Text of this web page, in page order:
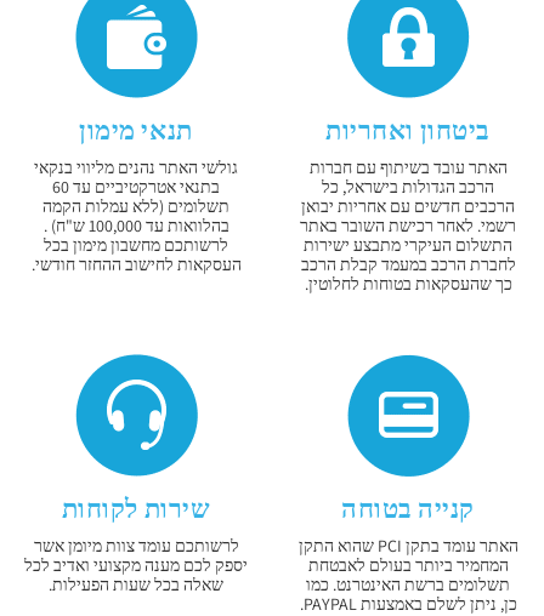
ביטחון ואחריות
האתר עובד בשיתוף עם חברות
הרכב הגדולות בישראל, כל
הרכבים חדשים עם אחריות יבואן
רשמי. לאחר רכישת השובר באתר
התשלום העיקרי מתבצע ישירות
לחברת הרכב במעמד קבלת הרכב
כך שהעסקאות בטוחות לחלוטין.
תנאי מימון
גולשי האתר נהנים מליווי בנקאי
בתנאי אטרקטיביים עד 60
תשלומים (ללא עמלות הקמה
בהלוואות עד 100,000 ש"ח) .
לרשותכם מחשבון מימון בכל
העסקאות לחישוב ההחזר חודשי.
קנייה בטוחה
האתר עומד בתקן PCI שהוא התקן
המחמיר ביותר בעולם לאבטחת
תשלומים ברשת האינטרנט. כמו
כן, ניתן לשלם באמצעות PAYPAL.
שירות לקוחות
לרשותכם עומד צוות מיומן אשר
יספק לכם מענה מקצועי ואדיב לכל
שאלה בכל שעות הפעילות.